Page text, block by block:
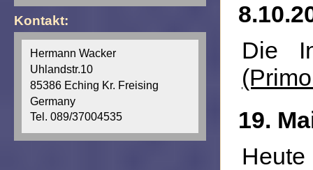
Kontakt:
Hermann Wacker
Uhlandstr.10
85386 Eching Kr. Freising
Germany
Tel. 089/37004535
Die
19.